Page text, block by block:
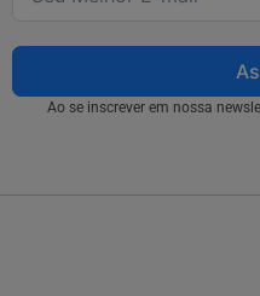
Ao se inscrever em nossa